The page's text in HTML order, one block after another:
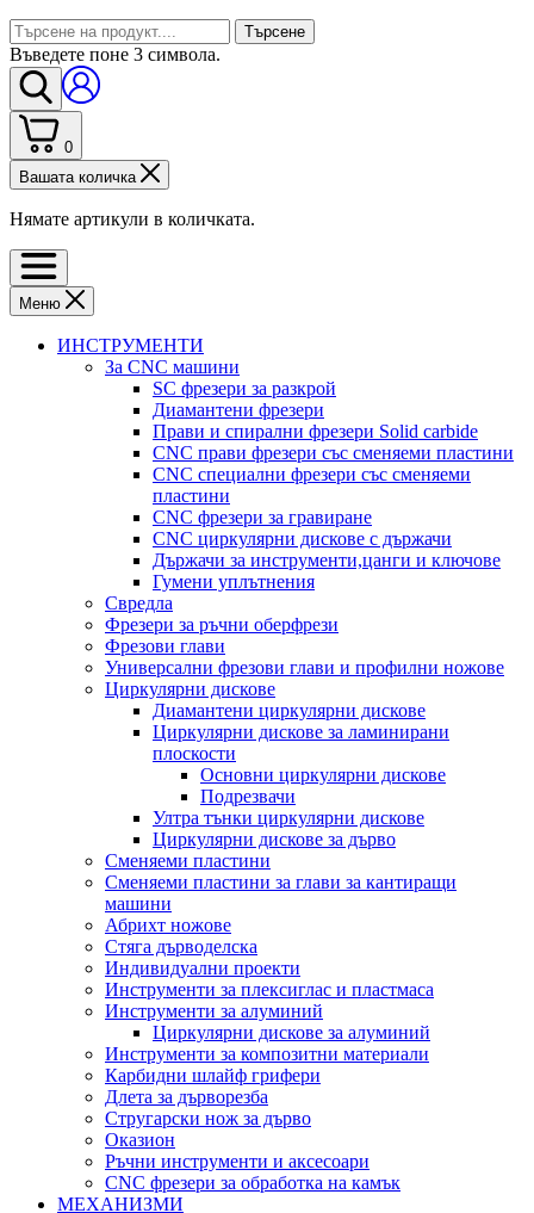
Търсене
Въведете поне 3 символа.
0
Вашата количка
Нямате артикули в количката.
Меню
ИНСТРУМЕНТИ
За CNC машини
SC фрезери за разкрой
Диамантени фрезери
Прави и спирални фрезери Solid carbide
CNC прави фрезери със сменяеми пластини
CNC специални фрезери със сменяеми
пластини
CNC фрезери за гравиране
CNC циркулярни дискове с държачи
Държачи за инструменти,цанги и ключове
Гумени уплътнения
Свредла
Фрезери за ръчни оберфрези
Фрезови глави
Универсални фрезови глави и профилни ножове
Циркулярни дискове
Диамантени циркулярни дискове
Циркулярни дискове за ламинирани
плоскости
Основни циркулярни дискове
Подрезвачи
Ултра тънки циркулярни дискове
Циркулярни дискове за дърво
Сменяеми пластини
Сменяеми пластини за глави за кантиращи
машини
Абрихт ножове
Стяга дърводелска
Индивидуални проекти
Инструменти за плексиглас и пластмаса
Инструменти за алуминий
Циркулярни дискове за алуминий
Инструменти за композитни материали
Карбидни шлайф грифери
Длета за дърворезба
Стругарски нож за дърво
Оказион
Ръчни инструменти и аксесоари
CNC фрезери за обработка на камък
МЕХАНИЗМИ